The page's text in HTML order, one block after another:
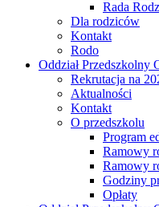
Rada
Dla rodziców
Kontakt
Rodo
Oddział Przedszkolny
Rekrutacja na
Aktualności
Kontakt
O przedszkolu
Program
Ramowy
Ramowy
Godziny
Opłaty